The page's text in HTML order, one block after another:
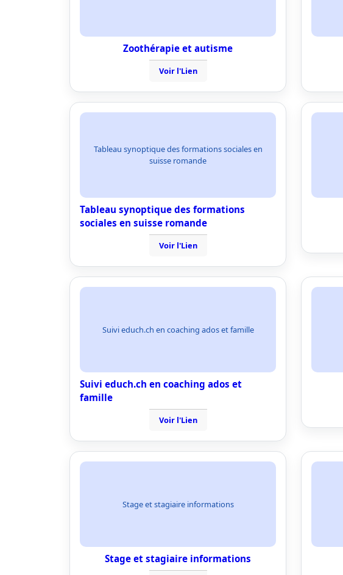
Zoothérapie et autisme
Voir l'Lien
Tableau synoptique des formations sociales en
suisse romande
Tableau synoptique des formations
sociales en suisse romande
Voir l'Lien
Suivi educh.ch en coaching ados et famille
Suivi educh.ch en coaching ados et
famille
Voir l'Lien
Stage et stagiaire informations
Stage et stagiaire informations